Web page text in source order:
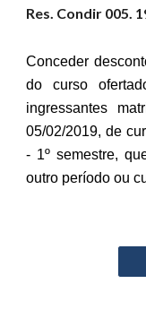
Res. Condir 005.
Conceder
do curso
ingressantes
05/02/2019, de
- 1º semestre,
outro período ou